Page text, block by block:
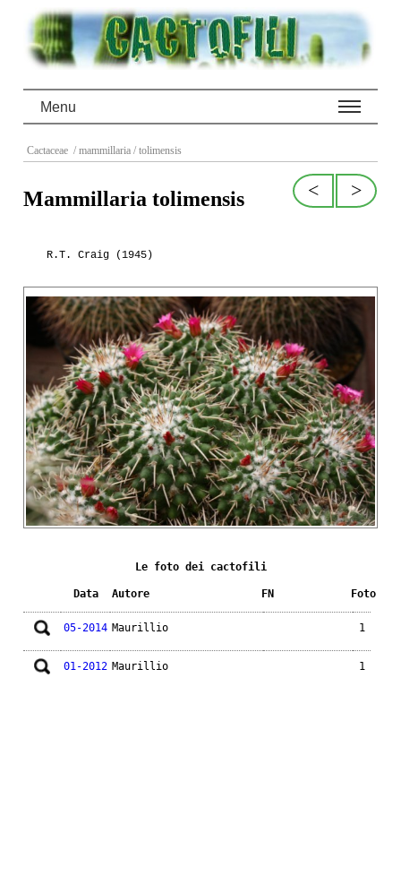
Menu
Cactaceae / mammillaria / tolimensis
>
<
Mammillaria tolimensis
R.T. Craig (1945)
Le foto dei cactofili
Data Autore FN Foto
05-2014 Maurillio 1
01-2012 Maurillio 1